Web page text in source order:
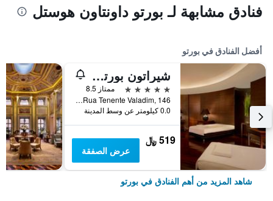
فنادق مشابهة لـ بورتو داونتاون هوستل
أفضل الفنادق في بورتو
شيراتون بورتو هوتل آند سبا
5 نجوم
ممتاز 8.5
Rua Tenente Valadim, 146, بورتو, محافظة بورتو, البرتغال
0.0 كيلومتر عن وسط المدينة
519 ﷼
عرض الصفقة
شاهد المزيد من أهم الفنادق في بورتو